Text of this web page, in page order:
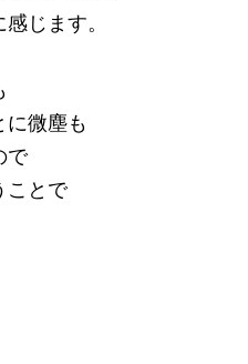
じます。
に微塵も
で
ことで